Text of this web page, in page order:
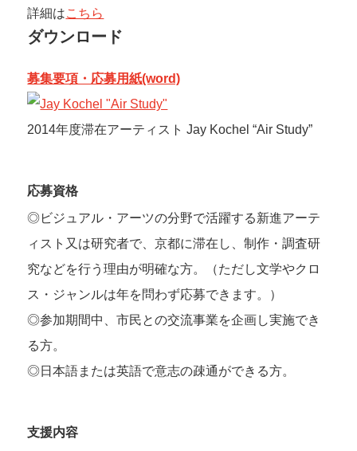
詳細はこちら
ダウンロード
募集要項・応募用紙(word)
2014年度滞在アーティスト Jay Kochel “Air Study”
応募資格
◎ビジュアル・アーツの分野で活躍する新進アーテ
ィスト又は研究者で、京都に滞在し、制作・調査研
究などを行う理由が明確な方。（ただし文学やクロ
ス・ジャンルは年を問わず応募できます。）
◎参加期間中、市民との交流事業を企画し実施でき
る方。
◎日本語または英語で意志の疎通ができる方。
支援内容